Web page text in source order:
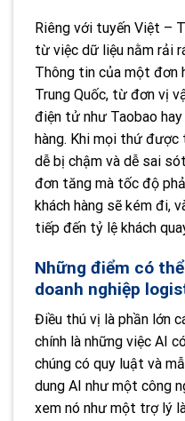
Riêng với tuyến Việt –
từ việc dữ liệu nằm rải
Thông tin của một đơn
Trung Quốc, từ đơn vị
điện tử như Taobao
hàng. Khi mọi thứ được
dễ bị chậm và dễ sai
đơn tăng mà tốc độ
khách hàng sẽ kém đi,
tiếp đến tỷ lệ khách
Những điểm có
doanh nghiệp
Điều thú vị là phần lớn
chính là những việc AI
chúng có quy luật và
dung AI như một công
xem nó như một trợ lý